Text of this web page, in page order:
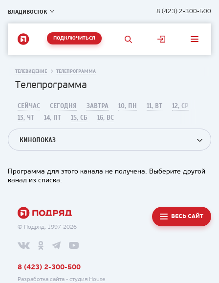
ВЛАДИВОСТОК 8 (423) 2-300-500
ПОДКЛЮЧИТЬСЯ
ТЕЛЕВИДЕНИЕ ТЕЛЕПРОГРАММА
Телепрограмма
СЕЙЧАС СЕГОДНЯ ЗАВТРА 10, ПН 11, ВТ
12, СР
13, ЧТ
14, ПТ 15, СБ 16, ВС
КИНОПОКАЗ
Программа для этого канала не получена. Выберите другой
канал из списка.
© Подряд, 1997-2026
ВЕСЬ САЙТ
8 (423) 2-300-500
Разработка сайта - студия House